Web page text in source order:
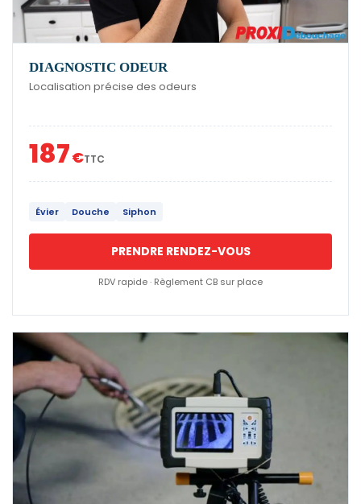
DIAGNOSTIC ODEUR
Localisation précise des odeurs
187€TTC
Évier Douche Siphon
PRENDRE RENDEZ-VOUS
RDV rapide · Règlement CB sur place